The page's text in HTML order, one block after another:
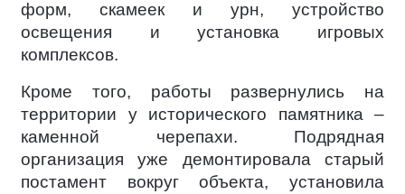
форм, скамеек и урн, устройство
освещения и установка игровых
комплексов.
Кроме того, работы развернулись на
территории у исторического памятника –
каменной черепахи. Подрядная
организация уже демонтировала старый
постамент вокруг объекта, установила